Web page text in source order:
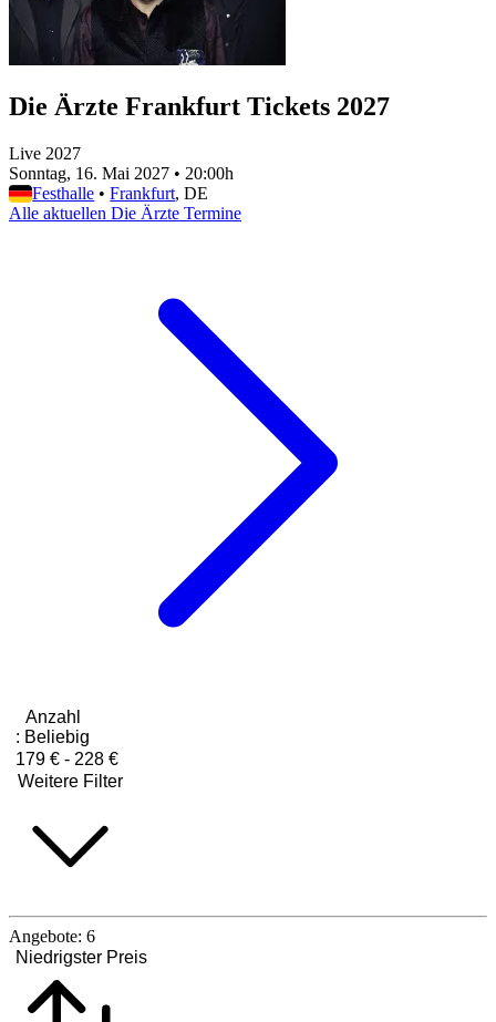
Die Ärzte Frankfurt Tickets 2027
Live 2027
Sonntag, 16. Mai 2027 • 20:00h
Festhalle • Frankfurt, DE
Alle aktuellen Die Ärzte Termine
Anzahl
: Beliebig
179 € - 228 €
Weitere Filter
Angebote: 6
Niedrigster Preis